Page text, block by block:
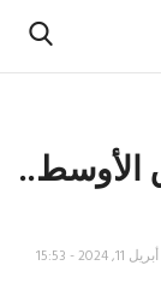
الأوسط..
أبريل 11, 2024 - 15:53